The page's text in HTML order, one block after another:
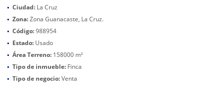
Ciudad: La Cruz
Zona:Zona Guanacaste, La Cruz.
Código:988954
Estado: Usado
Área Terreno: 158000 m²
Tipo de inmueble: Finca
Tipo de negocio:Venta